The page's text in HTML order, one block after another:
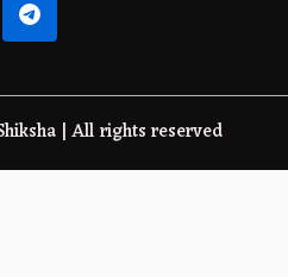
| All rights reserved